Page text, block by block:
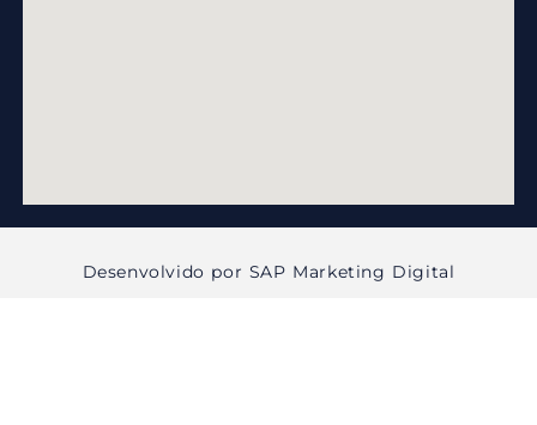
Desenvolvido por SAP Marketing Digital